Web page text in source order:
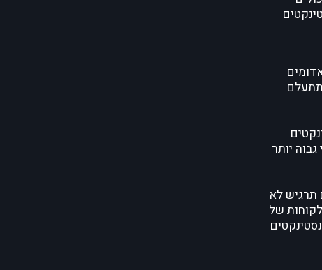
יותר
תרגיש לא
של